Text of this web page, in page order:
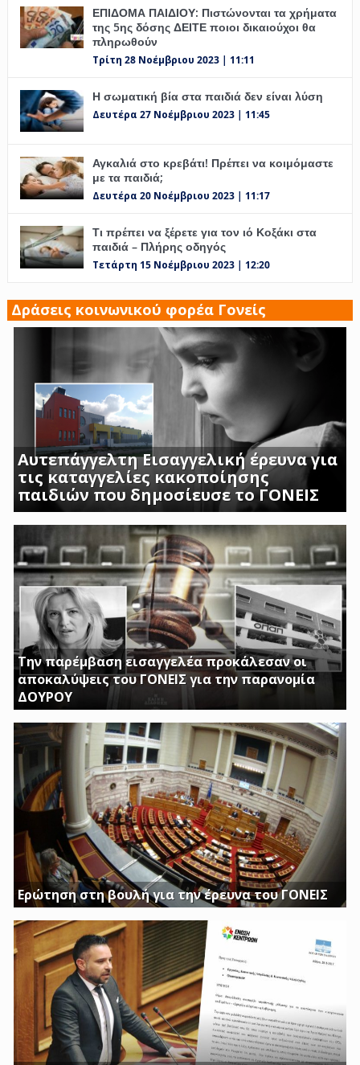
ΕΠΙΔΟΜΑ ΠΑΙΔΙΟΥ: Πιστώνονται τα χρήματα
της 5ης δόσης ΔΕΙΤΕ ποιοι δικαιούχοι θα
πληρωθούν
Τρίτη 28 Νοέμβριου 2023 | 11:11
Η σωματική βία στα παιδιά δεν είναι λύση
Δευτέρα 27 Νοέμβριου 2023 | 11:45
Αγκαλιά στο κρεβάτι! Πρέπει να κοιμόμαστε
με τα παιδιά;
Δευτέρα 20 Νοέμβριου 2023 | 11:17
Τι πρέπει να ξέρετε για τον ιό Κοξάκι στα
παιδιά – Πλήρης οδηγός
Τετάρτη 15 Νοέμβριου 2023 | 12:20
Δράσεις κοινωνικού φορέα Γονείς
Αυτεπάγγελτη Εισαγγελική έρευνα για
τις καταγγελίες κακοποίησης
παιδιών που δημοσίευσε το ΓΟΝΕΙΣ
ΣΟΚΑΡΟΥΝ ΟΙ ΜΑΡΤΥΡΙΕΣ ΓΟΝΕΩΝ ΚΑΙ
ΠΡΟΣΩΠΙΚΟΥ ΤΟΥ Β ΒΡΕΦΙΚΟΥ ΣΤΑΘΜΟΥ
ΑΣΠΡΟΠΥΡΓΟΥ
Την παρέμβαση εισαγγελέα προκάλεσαν οι
αποκαλύψεις του ΓΟΝΕΙΣ για την παρανομία
ΔΟΥΡΟΥ
Η ΔΟΥΡΟΥ ΔΙΝΕΙ 20 ΕΚΚΑΤΟΜΥΡΙΑ ΓΙΑ ΑΓΟΡΑ
Ερώτηση στη βουλή για την έρευνα του ΓΟΝΕΙΣ